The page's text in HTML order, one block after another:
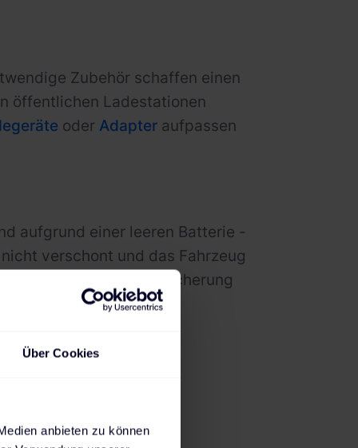
Über Cookies
anbieten zu können
Zubehör schaffen einen
öffentlichen Ladestationen
oder Adapter aufpassen
aufgrund einer leeren Batterie -
verschont und das Fahrzeug
diese Fälle eine Versicherung